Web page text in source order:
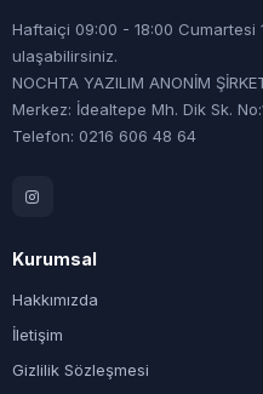
Haftaiçi 09:00 - 18:00 Cumartesi
ulaşabilirsiniz.
NOCHTA YAZILIM ANONİM
Merkez: İdealtepe Mh. Dik Sk.
Telefon: 0216 606 48 64
Kurumsal
Hakkımızda
İletişim
Gizlilik Sözleşmesi